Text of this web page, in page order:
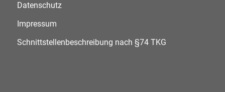
Datenschutz
Impressum
Schnittstellenbeschreibung nach §74 TKG